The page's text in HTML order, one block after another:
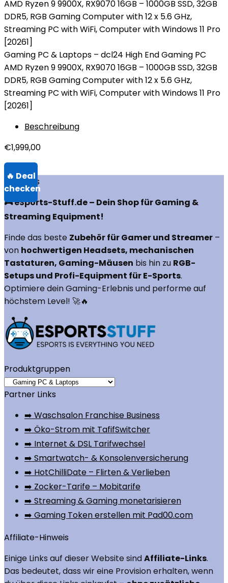
Gaming PC & Laptops – dcl24 High End Gaming PC
AMD Ryzen 9 9900X, RX9070 16GB – 1000GB SSD, 32GB
DDR5, RGB Gaming Computer with 12 x 5.6 GHz,
Streaming PC with WiFi, Computer with Windows 11 Pro
[20261]
Beschreibung
€1,999,00
Über uns
🎮 eSports-Stuff.de – Dein Shop für Gaming &
Streaming Equipment!
Finde das beste Zubehör für Gamer und Streamer –
von hochwertigen Headsets, mechanischen
Tastaturen, Gaming-Mäusen bis hin zu RGB-
Setups und Profi-Equipment für E-Sports.
Optimiere dein Gaming-Erlebnis und performe auf
höchstem Level! 🚀🔥
Produktgruppen
Partner Links
➡️ Waschsalon Franchise Business
➡️ Öko-Strom mit TafifSwitcher
➡️ Internet & DSL Tarifwechsel
➡️ Smartwatch- & Konsolenversicherung
➡️ HotChilliDate – Flirten & Verlieben
➡️ Zocker-Tarife – Mobitarife
➡️ Streaming & Gaming monetarisieren
➡️ Gaming Token erstellen mit Pad00.com
Affiliate-Hinweis
Einige Links auf dieser Website sindAffiliate-Links.
Das bedeutet, dass wir eine Provision erhalten, wenn